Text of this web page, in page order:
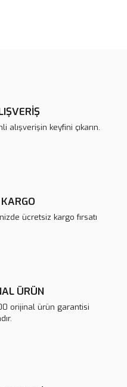
alışverişin keyfini çıkarın.
ücretsiz kargo fırsatı
ÜRÜN
orijinal ürün garantisi